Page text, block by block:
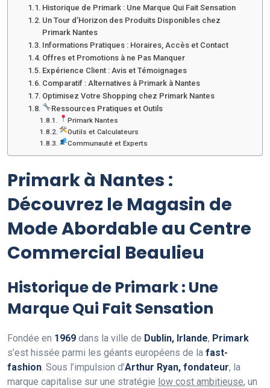
Historique de Primark : Une Marque Qui Fait Sensation
Un Tour d’Horizon des Produits Disponibles chez
Primark Nantes
Informations Pratiques : Horaires, Accès et Contact
Offres et Promotions à ne Pas Manquer
Expérience Client : Avis et Témoignages
Comparatif : Alternatives à Primark à Nantes
Optimisez Votre Shopping chez Primark Nantes
Ressources Pratiques et Outils
Primark Nantes
Outils et Calculateurs
Communauté et Experts
Primark à Nantes :
Découvrez le Magasin de
Mode Abordable au Centre
Commercial Beaulieu
Historique de Primark : Une
Marque Qui Fait Sensation
Fondée en 1969 dans la ville de Dublin, Irlande, Primark
s’est hissée parmi les géants européens de la fast-
fashion . Sous l’impulsion d’Arthur Ryan, fondateur, la
marque capitalise sur une stratégie low cost ambitieuse, un